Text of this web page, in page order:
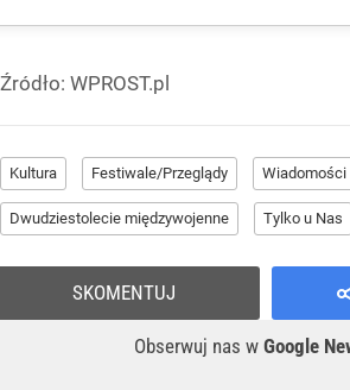
Źródło: WPROST.pl
Kultura Festiwale/Przeglądy Wiadomości
Dwudziestolecie międzywojenne Tylko u Nas
Obserwuj nas w Google
SKOMENTUJ